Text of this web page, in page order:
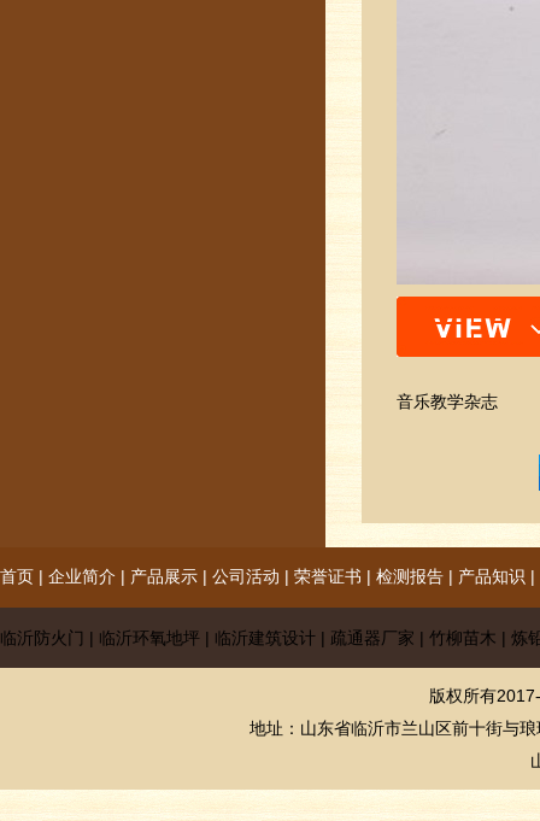
音乐教学杂志
首页 | 企业简介 | 产品展示 | 公司活动 | 荣誉证书 | 检测报告 | 产品知识 |
临沂防火门 | 临沂环氧地坪 | 临沂建筑设计 | 疏通器厂家 | 竹柳苗木 | 炼
版权所有
地址：山东省临沂市兰山区前十街与